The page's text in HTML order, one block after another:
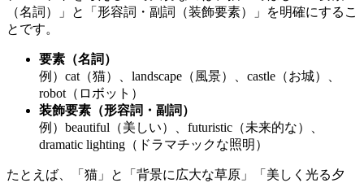
（名詞）」と「形容詞・副詞（装飾要素）」を明確にするこ
とです。
要素（名詞）
例）cat（猫）、landscape（風景）、castle（お城）、
robot（ロボット）
装飾要素（形容詞・副詞）
例）beautiful（美しい）、futuristic（未来的な）、
dramatic lighting（ドラマチックな照明）
たとえば、「猫」と「背景に広大な草原」「美しく光る夕